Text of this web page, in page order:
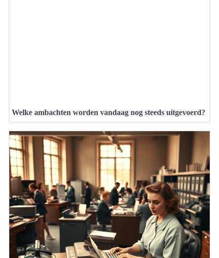
Welke ambachten worden vandaag nog steeds uitgevoerd?